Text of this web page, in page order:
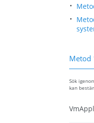
Metod
Sök
kan